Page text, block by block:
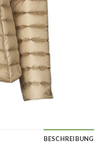
BESCHREIBUNG